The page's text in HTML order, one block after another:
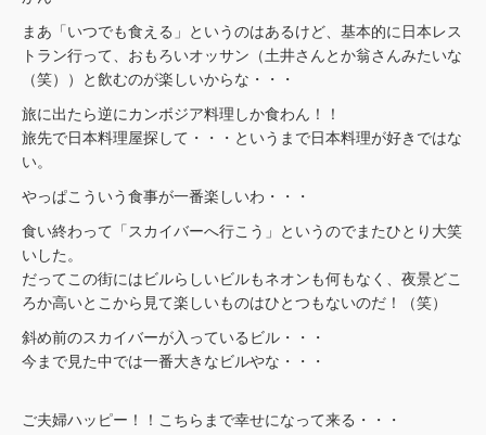
まあ「いつでも食える」というのはあるけど、基本的に日本レス
トラン行って、おもろいオッサン（土井さんとか翁さんみたいな
（笑））と飲むのが楽しいからな・・・
旅に出たら逆にカンボジア料理しか食わん！！
旅先で日本料理屋探して・・・というまで日本料理が好きではな
い。
やっぱこういう食事が一番楽しいわ・・・
食い終わって「スカイバーへ行こう」というのでまたひとり大笑
いした。
だってこの街にはビルらしいビルもネオンも何もなく、夜景どこ
ろか高いとこから見て楽しいものはひとつもないのだ！（笑）
斜め前のスカイバーが入っているビル・・・
今まで見た中では一番大きなビルやな・・・
ご夫婦ハッピー！！こちらまで幸せになって来る・・・